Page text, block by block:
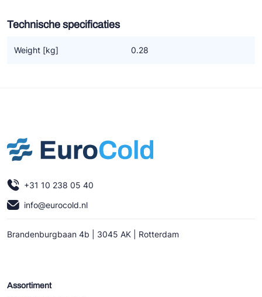
Doucette Industries
Technische specificaties
Weight [kg] 0.28
+31 10 238 05 40
info@eurocold.nl
Brandenburgbaan 4b | 3045 AK | Rotterdam
Assortiment